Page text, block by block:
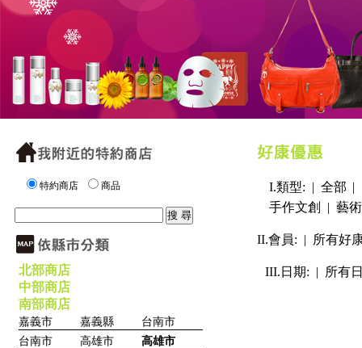
特約商店 商品
北部商店
中部商店
南部商店
嘉義市 嘉義縣
台南市
台南市
高雄市
高雄市
I.類型: | 全部 |
手作文創
| 藝
II.會員: | 所有好
III.日期: | 所有